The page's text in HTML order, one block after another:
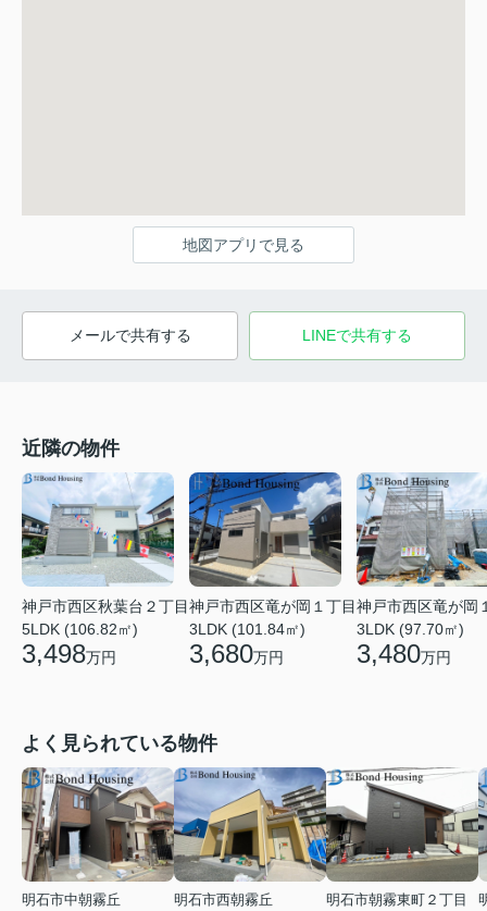
地図アプリで見る
メールで共有する LINEで共有する
近隣の物件
神戸市西区秋葉台２丁目
5LDK (106.82㎡)
3,498万円
神戸市西区竜が岡１丁目
3LDK (101.84㎡)
3,680万円
神戸市西区竜が岡
3LDK (97.70㎡)
3,480万円
よく見られている物件
明石市中朝霧丘
明石市西朝霧丘
明石市朝霧東町２丁目